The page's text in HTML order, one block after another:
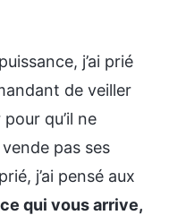
j’ai prié
de veiller
qu’il ne
pas ses
j’ai pensé aux
qui vous arrive,